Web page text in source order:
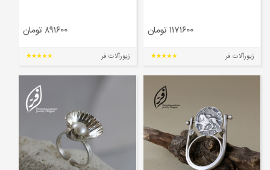
۱۱۷۱۶۰۰ تومان
زیورآلات فر
۸۹۱۶۰۰ تومان
زیورآلات فر